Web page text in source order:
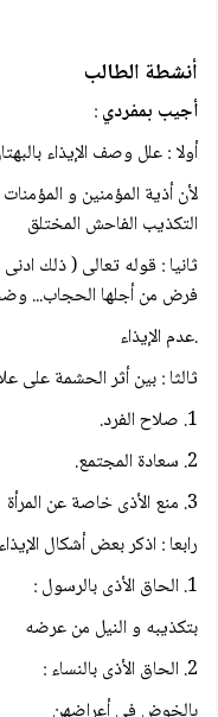
أنشطة الطالب
أجيب بمفردي:
أولا : علل وصف الإيذاء
لأن أذية المؤمنين و
التكذيب الفاحش المختلق
ثانيا : قوله تعالى ( ذلك
فرض من أجلها الحجاب...
.عدم الإيذاء
ثالثا : بين أثر الحشمة على
1. صلاح الفرد.
2. سعادة المجتمع.
3. منع الأذى خاصة عن المرأة
رابعا : اذكر بعض أشكال
1. الحاق الأذى بالرسول :
بتكذيبه و النيل من عرضه
2. الحاق الأذى بالنساء :